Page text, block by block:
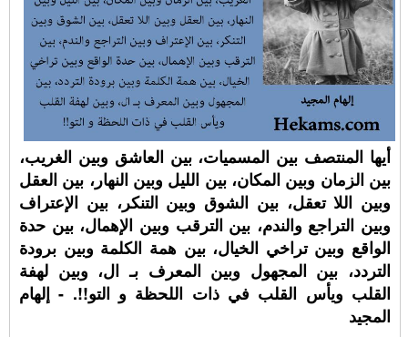
أيها المنتصف بين المسميات، بين العاشق وبين الغريب،
بين الزمان وبين المكان، بين الليل وبين النهار، بين العقل
وبين اللا تعقل، بين الشوق وبين التنكر، بين الإعتراف
وبين التراجع والندم، بين الترقب وبين الإهمال، بين حدة
الواقع وبين تراخي الخيال، بين همة الكلمة وبين برودة
التردد، بين المجهول وبين المعرف بـ ال، وبين لهفة
القلب ويأس القلب في ذات اللحظة و التو!!. - إلهام
المجيد